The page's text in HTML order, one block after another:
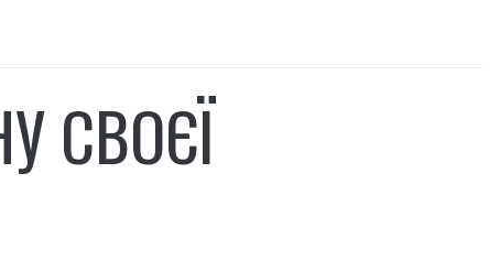
СВОЄЇ